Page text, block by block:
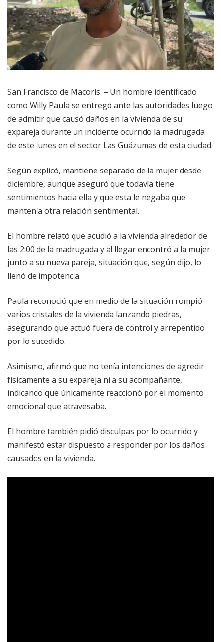
San Francisco de Macorís. – Un hombre identificado
como Willy Paula se entregó ante las autoridades luego
de admitir que causó daños en la vivienda de su
expareja durante un incidente ocurrido la madrugada
de este lunes en el sector Las Guázumas de esta ciudad.
Según explicó, mantiene separado de la mujer desde
diciembre, aunque aseguró que todavía tiene
sentimientos hacia ella y que esta le negaba que
mantenía otra relación sentimental.
El hombre relató que acudió a la vivienda alrededor de
las 2:00 de la madrugada y al llegar encontró a la mujer
junto a su nueva pareja, situación que, según dijo, lo
llenó de impotencia.
Paula reconoció que en medio de la situación rompió
varios cristales de la vivienda lanzando piedras,
asegurando que actuó fuera de control y arrepentido
por lo sucedido.
Asimismo, afirmó que no tenía intenciones de agredir
físicamente a su expareja ni a su acompañante,
indicando que únicamente reaccionó por el momento
emocional que atravesaba.
El hombre también pidió disculpas por lo ocurrido y
manifestó estar dispuesto a responder por los daños
causados en la vivienda.